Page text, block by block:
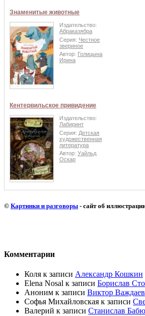
Знаменитые животные
Издательство:
Абраказябра
Серия: Честное
звериное
Автор: Голицына
Ирина
Кентервильское привидение
Издательство:
Лабиринт
Серия: Детская
художественная
литература
Автор: Уайльд
Оскар
© Картинки и разговоры - сайт об
Комментарии
Коля к записи Александр Кошкин
Elena Nosal к записи Борислав
Аноним к записи Виктор Важдаев
Софья Михайловская к записи
Валерий к записи Станислав